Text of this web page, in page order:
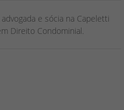
e sócia na Capeletti
Direito Condominial.